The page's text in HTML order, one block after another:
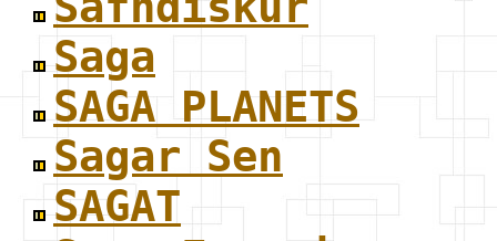
Saga
SAGA PLANETS
Sagar Sen
SAGAT